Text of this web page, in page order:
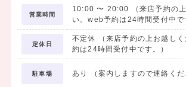
営業時間
10:00 〜 20:00
（来店予約の
い。web予約は24時間受付中で
定休日
不定休 （来店予約の上お越し
約は24時間受付中です。）
駐車場 あり （案内しますので連絡くだ